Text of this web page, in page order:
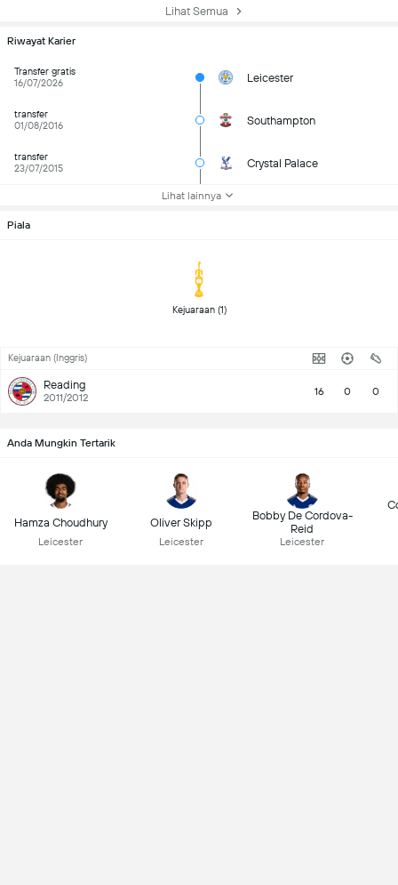
Lihat Semua
Riwayat Karier
Transfer gratis
16/07/2026
Leicester
transfer
01/08/2016
Southampton
transfer
23/07/2015
Crystal Palace
Lihat lainnya
Piala
Kejuaraan (1)
Kejuaraan (Inggris)
Reading
2011/2012 16 0 0
Anda Mungkin Tertarik
Hamza Choudhury
Leicester
Oliver Skipp
Leicester
Bobby De Cordova-
Reid
Leicester